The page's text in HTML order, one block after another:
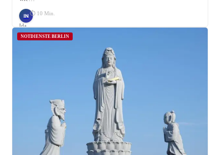
IN
Ida
Nagel
⏱ 10 Min.
NOTDIENSTE BERLIN